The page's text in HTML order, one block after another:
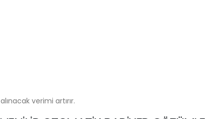
verimi artırır.